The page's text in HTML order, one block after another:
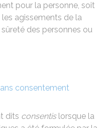
pour la personne, soit
agissements de la
des personnes ou
consentement
dits consentislorsque la